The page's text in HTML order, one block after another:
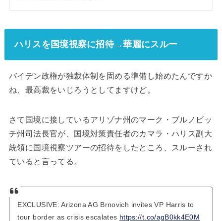
ハリスを国境視察に招待→華麗にスルー
バイデン政権が独裁体制を固める準備し始めたんですか
ね、最高裁をいじろうとしてますけど。
さて国境に接しているアリゾナ州のマーク・ブルノビッ
チ州司法長官が、国境対策責任者のカマラ・ハリス副大
統領に国境視察ツアーの招待をしたところ、スルーされ
ていると言ってる。
EXCLUSIVE: Arizona AG Brnovich invites VP Harris to
tour border as crisis escalates https://t.co/agB0kk4E0M